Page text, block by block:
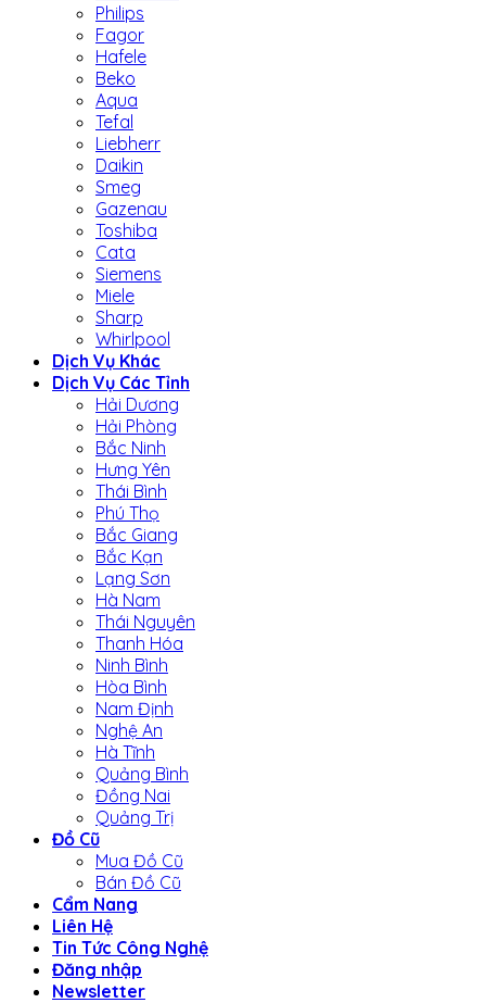
Philips
Fagor
Hafele
Beko
Aqua
Tefal
Liebherr
Daikin
Smeg
Gazenau
Toshiba
Cata
Siemens
Miele
Sharp
Whirlpool
Dịch Vụ Khác
Dịch Vụ Các Tỉnh
Hải Dương
Hải Phòng
Bắc Ninh
Hưng Yên
Thái Bình
Phú Thọ
Bắc Giang
Bắc Kạn
Lạng Sơn
Hà Nam
Thái Nguyên
Thanh Hóa
Ninh Bình
Hòa Bình
Nam Định
Nghệ An
Hà Tĩnh
Quảng Bình
Đồng Nai
Quảng Trị
Đồ Cũ
Mua Đồ Cũ
Bán Đồ Cũ
Cẩm Nang
Liên Hệ
Tin Tức Công Nghệ
Đăng nhập
Newsletter